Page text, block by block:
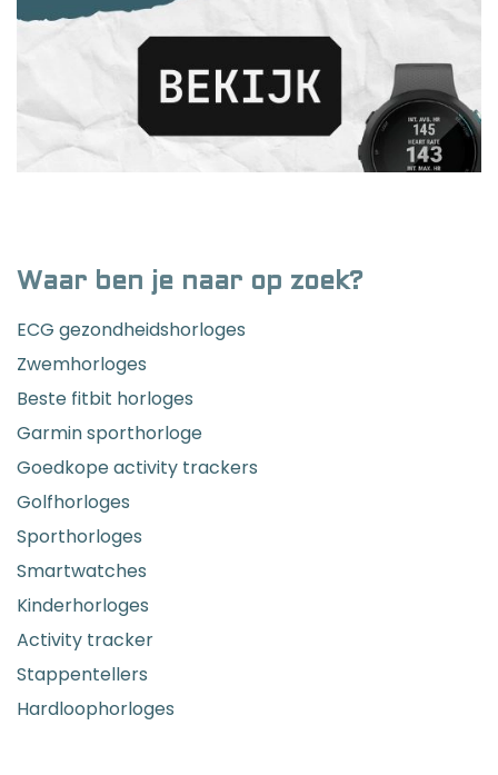
Waar ben je naar op zoek?
ECG gezondheidshorloges
Zwemhorloges
Beste fitbit horloges
Garmin sporthorloge
Goedkope activity trackers
Golfhorloges
Sporthorloges
Smartwatches
Kinderhorloges
Activity tracker
Stappentellers
Hardloophorloges